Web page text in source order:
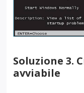
Soluzione 3.
avviabile